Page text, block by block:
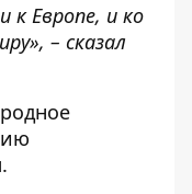
к Европе, и ко
– сказал